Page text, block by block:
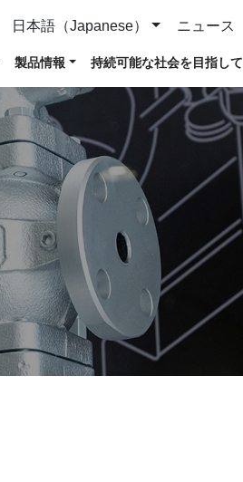
日本語（Japanese） ニュース
製品情報 持続可能な社会を目指して